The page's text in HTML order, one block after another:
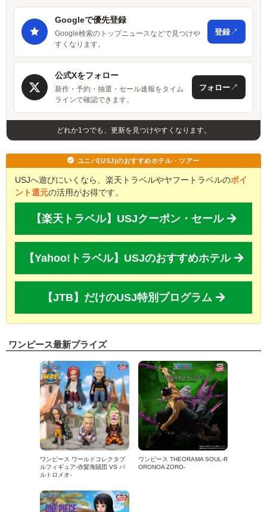
Googleで優先登録
Google検索のトップニュースなどで見つけや
すくなります。
登録↗
公式Xをフォロー
新作・予約・抽選・セール速報をタイム
ラインで確認できます。
フォロー↗
どれか1つでも、更新を見つけやすくなります。
ユニバ(USJ)のおすすめホテル・ツアー
USJへ遊びにいくなら、楽天トラベルやヤフートラベルのポイ
ント還元の活用がお得です。
【楽天トラベル】USJクーポン・セール
【Yahoo!トラベル】USJのおすすめホテル
【JTB】だけのUSJ特別プログラム
ワンピース最新プライズ
ワンピース ワールドコレクタブ
ルフィギュア-赤髪海賊団 VS バ
ルトロメオ-
ワンピース THEORAMA SOUL-R
ORONOA ZORO-